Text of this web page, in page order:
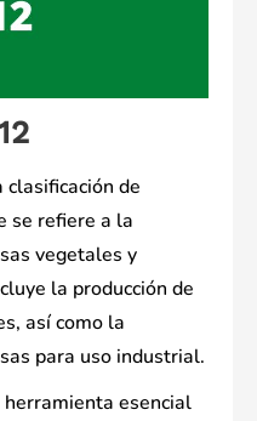
clasificación de
se refiere a la
vegetales y
la producción de
así como la
para uso industrial.
herramienta esencial